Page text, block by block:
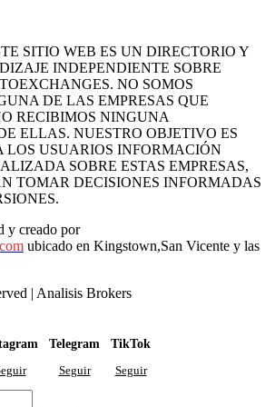
SITIO WEB ES UN DIRECTORIO Y
INDEPENDIENTE SOBRE
NO SOMOS
DE LAS EMPRESAS QUE
RECIBIMOS NINGUNA
ELLAS. NUESTRO OBJETIVO ES
LOS USUARIOS INFORMACIÓN
SOBRE ESTAS EMPRESAS,
TOMAR DECISIONES INFORMADAS
y creado por
ubicado en Kingstown,San Vicente y las
| Analisis Brokers
Telegram
Seguir
TikTok
Seguir